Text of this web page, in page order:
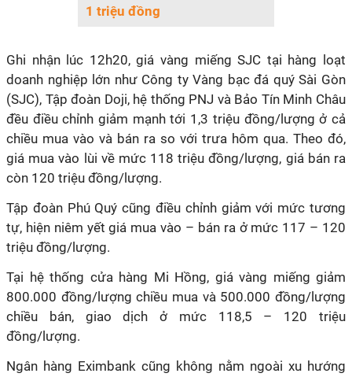
1 triệu đồng
Ghi nhận lúc 12h20, giá vàng miếng SJC tại hàng loạt
doanh nghiệp lớn như Công ty Vàng bạc đá quý Sài Gòn
(SJC), Tập đoàn Doji, hệ thống PNJ và Bảo Tín Minh Châu
đều điều chỉnh giảm mạnh tới 1,3 triệu đồng/lượng ở cả
chiều mua vào và bán ra so với trưa hôm qua. Theo đó,
giá mua vào lùi về mức 118 triệu đồng/lượng, giá bán ra
còn 120 triệu đồng/lượng.
Tập đoàn Phú Quý cũng điều chỉnh giảm với mức tương
tự, hiện niêm yết giá mua vào – bán ra ở mức 117 – 120
triệu đồng/lượng.
Tại hệ thống cửa hàng Mi Hồng, giá vàng miếng giảm
800.000 đồng/lượng chiều mua và 500.000 đồng/lượng
chiều bán, giao dịch ở mức 118,5 – 120 triệu
đồng/lượng.
Ngân hàng Eximbank cũng không nằm ngoài xu hướng